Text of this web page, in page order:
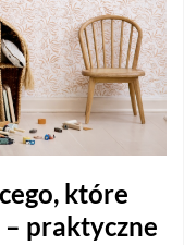
które
– praktyczne